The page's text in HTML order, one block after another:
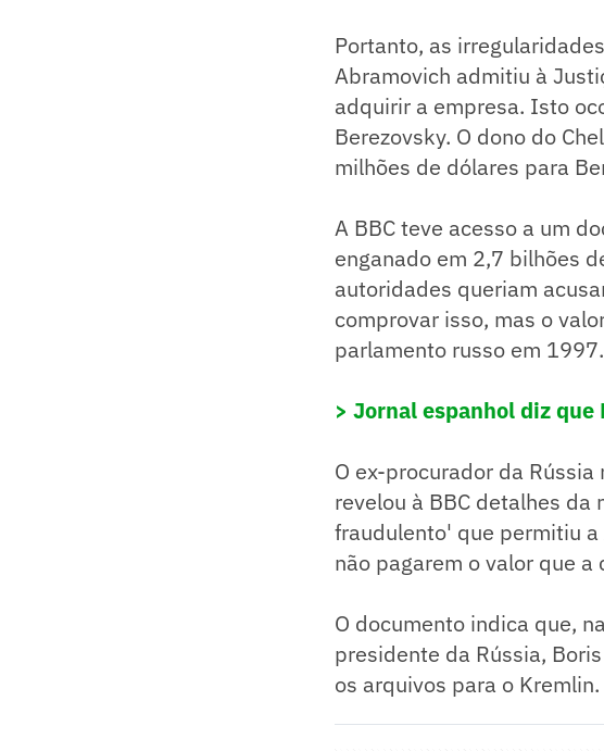
Portanto, as
Abramovich admitiu à
adquirir a empresa. Isto
Berezovsky. O dono do
milhões de dólares para
A BBC teve acesso a um
enganado em 2,7 bilhões
autoridades queriam
comprovar isso, mas o
parlamento russo em 1997.
> Jornal espanhol diz que
O ex-procurador da
revelou à BBC detalhes da
fraudulento' que permitiu a
não pagarem o valor que
O documento indica que,
presidente da Rússia,
os arquivos para o Kremlin.